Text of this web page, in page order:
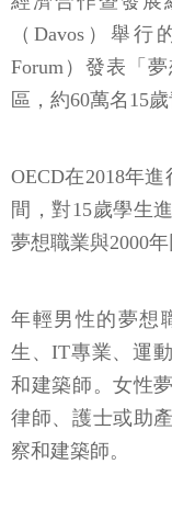
（Davos）舉行
Forum）發表「
區，約60萬名15
OECD在2018年
間，對15歲學生
夢想職業與2000
年輕男性的夢想
生、IT專業、運
和建築師。女性
律師、護士或助
察和建築師。